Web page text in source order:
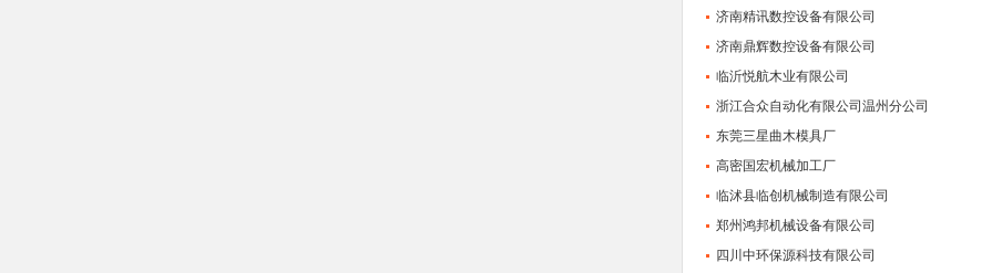
济南精讯数控设备有限公司
济南鼎辉数控设备有限公司
临沂悦航木业有限公司
浙江合众自动化有限公司温州分公司
东莞三星曲木模具厂
高密国宏机械加工厂
临沭县临创机械制造有限公司
郑州鸿邦机械设备有限公司
四川中环保源科技有限公司